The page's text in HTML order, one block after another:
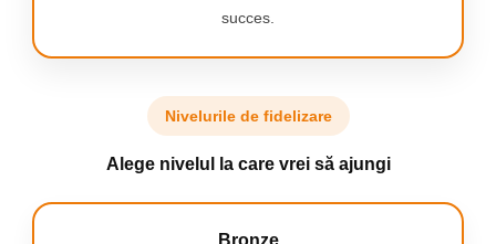
INLOCUIESTE CAPATUL PERIUTEI IN MOD
Medicii stomatologi recomanda inlocuirea
asigura o curatare eficienta. Perii capatului
de periaj Oral-B se decoloreaza din verde in
trebuie inlocuit.
succes.
Nivelurile de fidelizare
Alege nivelul la care vrei să ajungi
Bronze